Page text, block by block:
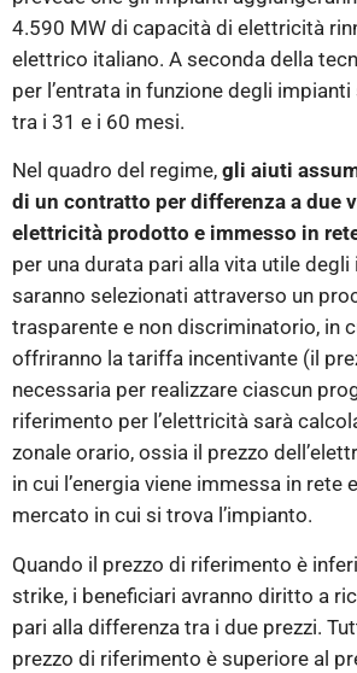
4.590 MW di capacità di elettricità
elettrico italiano. A seconda della
per l’entrata in funzione degli
tra i 31 e i 60 mesi.
Nel quadro del regime, gli aiuti
di un contratto per differenza a due
elettricità prodotto e immesso in
per una durata pari alla vita utile
saranno selezionati attraverso un
trasparente e non discriminatorio, in
offriranno la tariffa incentivante (il
necessaria per realizzare ciascun
riferimento per l’elettricità sarà
zonale orario, ossia il prezzo
in cui l’energia viene immessa in rete
mercato in cui si trova l’impianto.
Quando il prezzo di riferimento è
strike, i beneficiari avranno diritto a
pari alla differenza tra i due prezzi.
prezzo di riferimento è superiore al